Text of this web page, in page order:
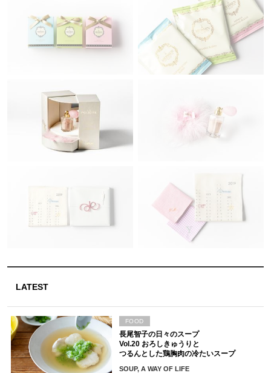
LATEST
長尾智子の日々のスープ
Vol.20 おろしきゅうりと
つるんとした鶏胸肉の冷たいスープ
SOUP, A WAY OF LIFE
FOOD